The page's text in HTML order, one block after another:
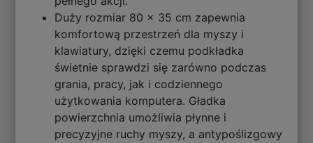
Duży rozmiar 80 x 35 cm zapewnia
komfortową przestrzeń dla myszy i
klawiatury, dzięki czemu podkładka
świetnie sprawdzi się zarówno podczas
grania, pracy, jak i codziennego
użytkowania komputera. Gładka
powierzchnia umożliwia płynne i
precyzyjne ruchy myszy, a antypoślizgowy